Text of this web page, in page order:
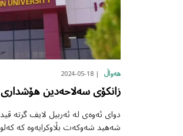
هەواڵ 2024-05-18
زانکۆی سەلاحەدین
دوای ئەوەی لە ئەربیل لایف گرتە
شەهید شەوکەت بڵاوکرایەوە کە